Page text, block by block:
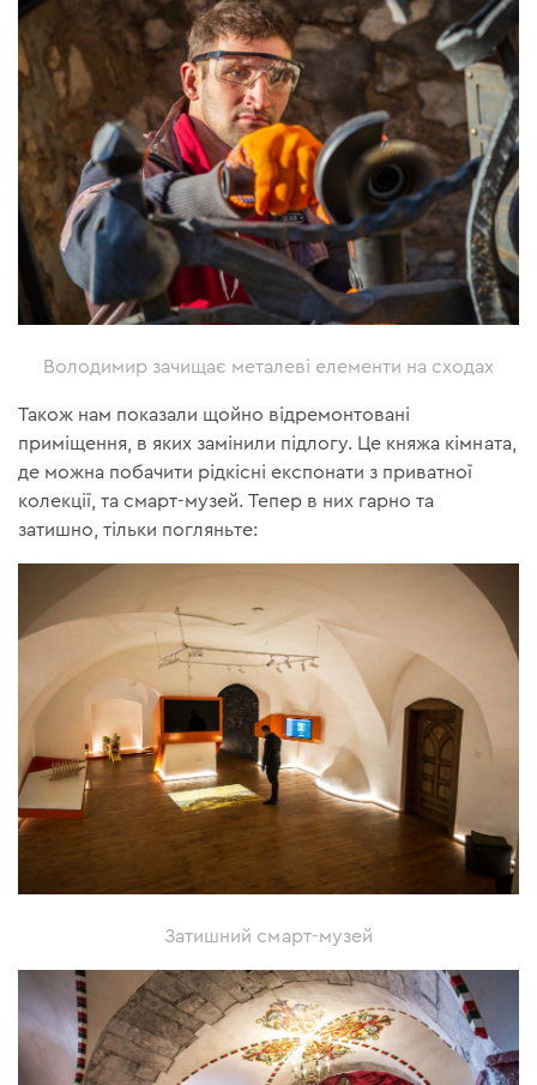
Володимир зачищає металеві елементи на сходах
Також нам показали щойно відремонтовані
приміщення, в яких замінили підлогу. Це княжа кімната,
де можна побачити рідкісні експонати з приватної
колекції, та смарт-музей. Тепер в них гарно та
затишно, тільки погляньте:
Затишний смарт-музей